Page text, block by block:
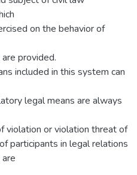
on the behavior of
provided.
included in this system can
legal means are always
violation or violation threat of
participants in legal relations